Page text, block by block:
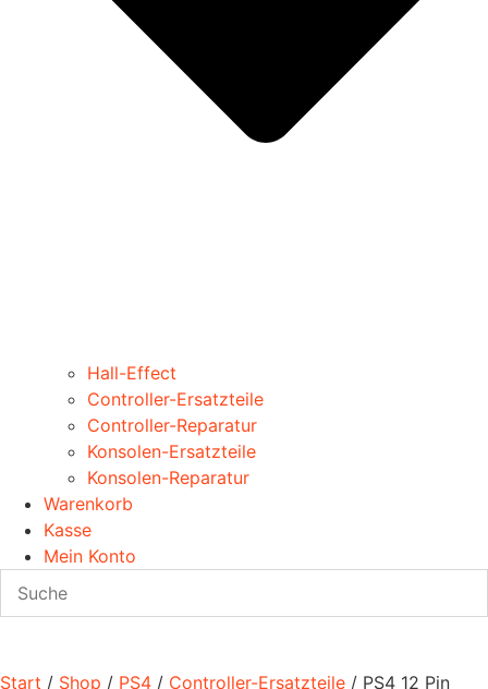
Hall-Effect
Controller-Ersatzteile
Controller-Reparatur
Konsolen-Ersatzteile
Konsolen-Reparatur
Warenkorb
Kasse
Mein Konto
Start / Shop / PS4 / Controller-Ersatzteile / PS4 12 Pin